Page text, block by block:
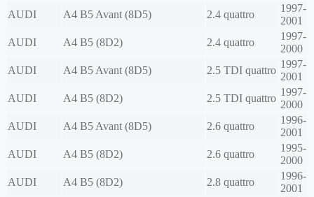
AUDI
A4 B5 Avant (8D5) 2.4 quattro
1997-
2001
AUDI
A4 B5 (8D2) 2.4 quattro
1997-
2000
AUDI
A4 B5 Avant (8D5) 2.5 TDI quattro
1997-
2001
AUDI
A4 B5 (8D2) 2.5 TDI quattro
1997-
2000
AUDI
A4 B5 Avant (8D5) 2.6 quattro
1996-
2001
AUDI
A4 B5 (8D2) 2.6 quattro
1995-
2000
AUDI
A4 B5 (8D2) 2.8 quattro
1996-
2001